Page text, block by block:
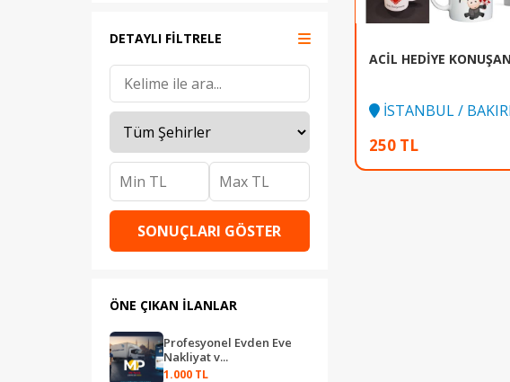
Tablet
TV & Ses Sistemleri
DETAYLI FİLTRELE
SONUÇLARI GÖSTER
ÖNE ÇIKAN İLANLAR
Profesyonel Evden Eve
Nakliyat v...
1.000 TL
ACİL HEDİYE
İSTANBUL /
250 TL